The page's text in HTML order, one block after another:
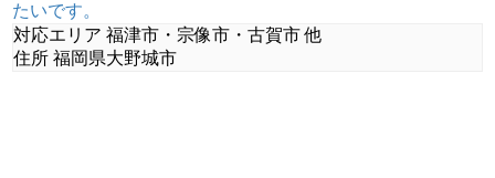
たいです。
対応エリア 福津市・宗像市・古賀市 他
住所 福岡県大野城市